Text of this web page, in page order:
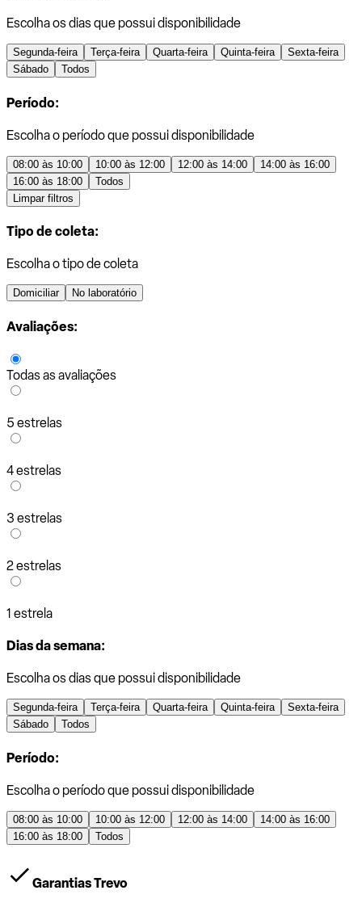
Escolha os dias que possui disponibilidade
Segunda-feira Terça-feira Quarta-feira Quinta-feira
Sexta-feira
Sábado
Todos
Período:
Escolha o período que possui disponibilidade
08:00 às 10:00 10:00 às 12:00 12:00 às 14:00
14:00 às 16:00
16:00 às 18:00
Todos
Limpar filtros
Tipo de coleta:
Escolha o tipo de coleta
Domiciliar No laboratório
Avaliações:
Todas as avaliações
5 estrelas
4 estrelas
3 estrelas
2 estrelas
1 estrela
Dias da semana:
Escolha os dias que possui disponibilidade
Segunda-feira Terça-feira Quarta-feira Quinta-feira
Sexta-feira
Sábado
Todos
Período:
Escolha o período que possui disponibilidade
08:00 às 10:00 10:00 às 12:00 12:00 às 14:00
14:00 às 16:00
16:00 às 18:00
Todos
Garantias Trevo